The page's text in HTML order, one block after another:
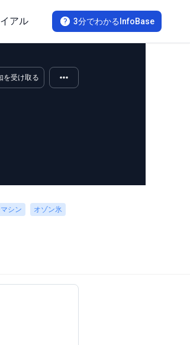
3分でわかるInfoBase
アル
を受け取る
シン オゾン氷